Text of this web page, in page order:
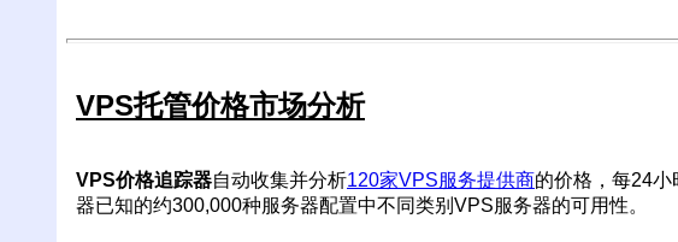
VPS托管价格市场分析
VPS价格追踪器自动收集并分析120家VPS服务提供商的价格，每24
器已知的约300,000种服务器配置中不同类别VPS服务器的可用性。